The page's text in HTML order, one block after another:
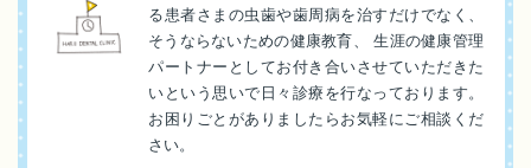
る患者さまの虫歯や歯周病を治すだけでなく、
そうならないための健康教育、 生涯の健康管理
パートナーとしてお付き合いさせていただきた
いという思いで日々診療を行なっております。
お困りごとがありましたらお気軽にご相談くだ
さい。